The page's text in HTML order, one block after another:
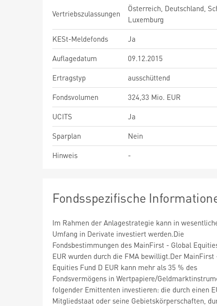
Vertriebszulassungen
Österreich, Deutschland,
Luxemburg
KESt-Meldefonds
Ja
Auflagedatum
09.12.2015
Ertragstyp
ausschüttend
Fondsvolumen
324,33 Mio. EUR
UCITS
Ja
Sparplan
Nein
Hinweis
-
Fondsspezifische
Im Rahmen der Anlagestrategie kann in
Umfang in Derivate investiert werden.Die
Fondsbestimmungen des MainFirst - Global
EUR wurden durch die FMA bewilligt.Der MainFirst
Equities Fund D EUR kann mehr als 35 % des
Fondsvermögens in Wertpapiere/
folgender Emittenten investieren: die durch einen
Mitgliedstaat oder seine Gebietskörperschaften,